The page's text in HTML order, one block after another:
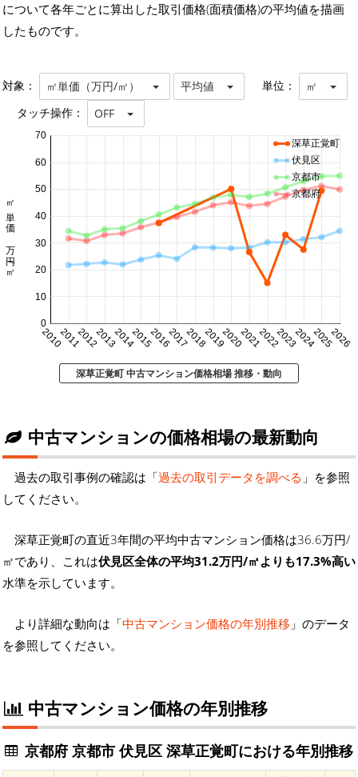
について各年ごとに算出した取引価格(面積価格)の平均値を描画
したものです。
対象： ㎡単価（万円/㎡） 平均値 単位： ㎡
タッチ操作： OFF
20102011201220132014201520162017201820192020202120222023202420252026
0
10
20
30
40
50
60
70
㎡単価 万円/㎡
深草正覚町
伏見区
京都市
京都府
深草正覚町 中古マンション価格相場 推移・動向
中古マンションの価格相場の最新動向
過去の取引事例の確認は「過去の取引データを調べる 」を参照
してください。
深草正覚町の直近3年間の平均中古マンション価格は36.6万円/
㎡であり、これは伏見区全体の平均31.2万円/㎡よりも17.3%高い
水準を示しています。
より詳細な動向は「中古マンション価格の年別推移 」のデータ
を参照してください。
中古マンション価格の年別推移
京都府 京都市 伏見区 深草正覚町における年別推移